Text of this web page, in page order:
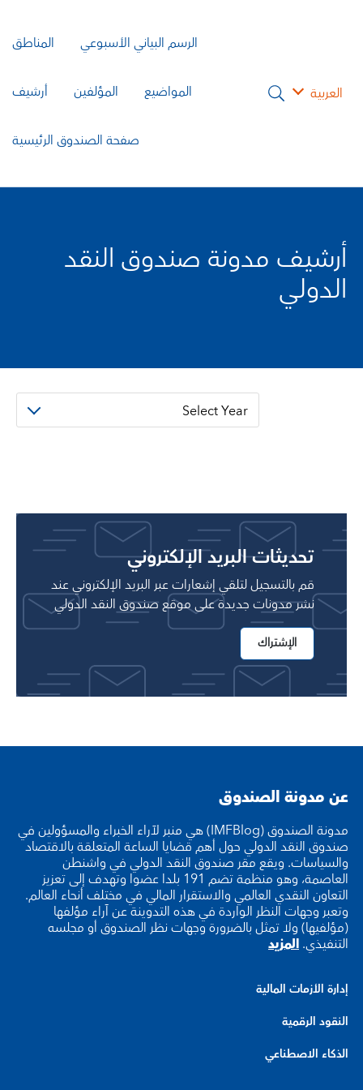
العربية
الرسم البياني الأسبوعي المناطق
المواضيع المؤلفين أرشيف
صفحة الصندوق الرئيسية
أرشيف مدونة صندوق النقد
الدولي
Select Year
تحديثات البريد الإلكتروني
قم بالتسجيل لتلقي إشعارات عبر البريد الإلكتروني عند
نشر مدونات جديدة على موقع صندوق النقد الدولي
الإشتراك
عن مدونة الصندوق
مدونة الصندوق (IMFBlog) هي منبر لآراء الخبراء والمسؤولين في
صندوق النقد الدولي حول أهم قضايا الساعة المتعلقة بالاقتصاد
والسياسات. ويقع مقر صندوق النقد الدولي في واشنطن
العاصمة، وهو منظمة تضم 191 بلدا عضوا وتهدف إلى تعزيز
التعاون النقدي العالمي والاستقرار المالي في مختلف أنحاء العالم.
وتعبر وجهات النظر الواردة في هذه التدوينة عن آراء مؤلفها
(مؤلفيها) ولا تمثل بالضرورة وجهات نظر الصندوق أو مجلسه
التنفيذي.المزيد
إدارة الأزمات المالية
النقود الرقمية
الذكاء الاصطناعي